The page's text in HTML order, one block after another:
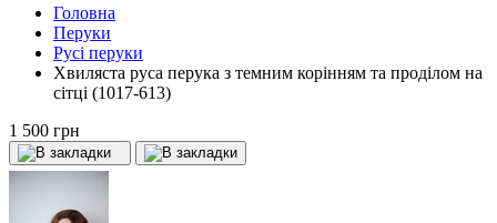
Головна
Перуки
Русі перуки
Хвиляста руса перука з темним корінням та проділом на
сітці (1017-613)
1 500 грн